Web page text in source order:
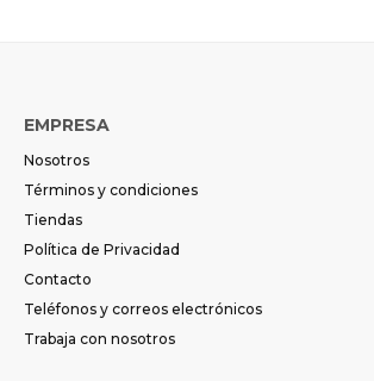
EMPRESA
Nosotros
Términos y condiciones
Tiendas
Política de Privacidad
Contacto
Teléfonos y correos electrónicos
Trabaja con nosotros